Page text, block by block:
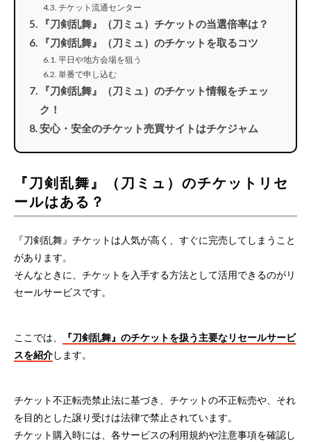
チケット流通センター
『刀剣乱舞』（刀ミュ）チケットの当選倍率は？
『刀剣乱舞』（刀ミュ）のチケットを取るコツ
平日や地方会場を狙う
単番で申し込む
『刀剣乱舞』（刀ミュ）のチケット情報をチェッ
ク！
安心・安全のチケット売買サイトはチケジャム
『刀剣乱舞』（刀ミュ）のチケットリセ
ールはある？
『刀剣乱舞』チケットは人気が高く、すぐに完売してしまうこと
があります。
そんなときに、チケットを入手する方法として活用できるのがリ
セールサービスです。
ここでは、
『刀剣乱舞』のチケットを扱う主要なリセールサービ
スを紹介します。
チケット不正転売禁止法に基づき、チケットの不正転売や、それ
を目的とした譲り受けは法律で禁止されています。
チケット購入時には、各サービスの利用規約や注意事項を確認し